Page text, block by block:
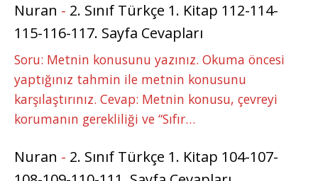
Nuran - 2. Sınıf Türkçe 1. Kitap 112-114-
115-116-117. Sayfa Cevapları
Soru: Metnin konusunu yazınız. Okuma öncesi
yaptığınız tahmin ile metnin konusunu
karşılaştırınız. Cevap: Metnin konusu, çevreyi
korumanın gerekliliği ve “Sıfır…
Nuran - 2. Sınıf Türkçe 1. Kitap 104-107-